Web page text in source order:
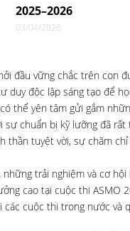
2025–2026
03/04/2026
đầu vững chắc trên con
duy độc lập sáng tạo để
thể yên tâm gửi gắm
sự chuẩn bị kỹ lưỡng đã
tuyệt vời, sự chăm chỉ
trải nghiệm và cơ hội
cao tại cuộc thi ASMO
cuộc thi trong nước và